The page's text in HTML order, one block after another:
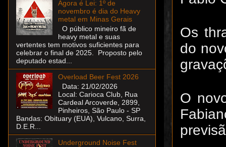
Os
do
O
Agora é Lei: 1º de
novembro é dia do Heavy
metal em Minas Gerais
O público mineiro fã de
heavy metal e suas
vertentes tem motivos suficientes para
celebrar o final de 2025. Proposto pelo
deputado estad...
Overload Beer Fest 2026
Data: 21/02/2026
Local: Carioca Club, Rua
Cardeal Arcoverde, 2899,
Pinheiros, São Paulo - SP
Bandas: Obituary (EUA), Vulcano, Surra,
D.E.R...
Underground Noise Fest